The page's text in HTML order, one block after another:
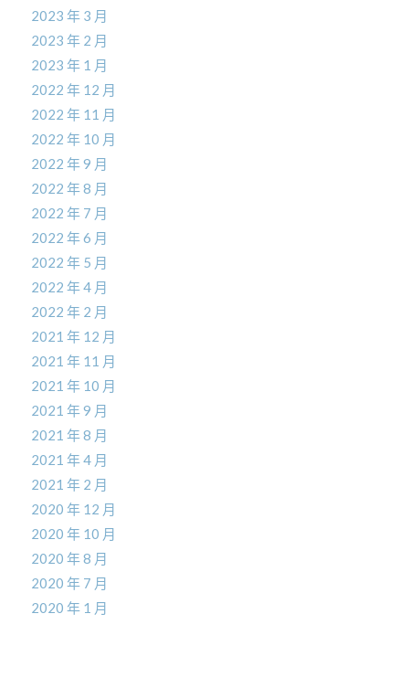
2023 年 3 月
2023 年 2 月
2023 年 1 月
2022 年 12 月
2022 年 11 月
2022 年 10 月
2022 年 9 月
2022 年 8 月
2022 年 7 月
2022 年 6 月
2022 年 5 月
2022 年 4 月
2022 年 2 月
2021 年 12 月
2021 年 11 月
2021 年 10 月
2021 年 9 月
2021 年 8 月
2021 年 4 月
2021 年 2 月
2020 年 12 月
2020 年 10 月
2020 年 8 月
2020 年 7 月
2020 年 1 月